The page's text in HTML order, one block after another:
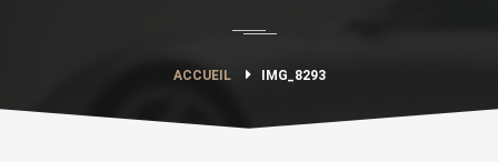
ACCUEIL IMG_8293